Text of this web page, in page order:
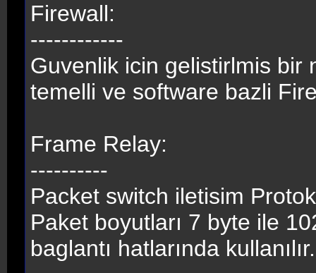
Firewall:
------------
Guvenlik icin gelistirlmis bir
temelli ve software bazli
Frame Relay:
----------
Packet switch iletisim
Paket boyutları 7 byte ile
baglantı hatlarında kullanılır.